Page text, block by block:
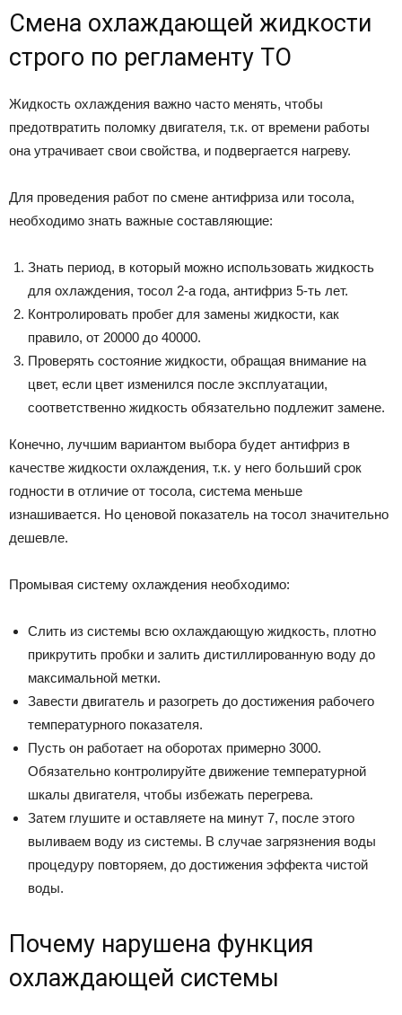
Смена охлаждающей жидкости
строго по регламенту ТО
Жидкость охлаждения важно часто менять, чтобы
предотвратить поломку двигателя, т.к. от времени работы
она утрачивает свои свойства, и подвергается нагреву.
Для проведения работ по смене антифриза или тосола,
необходимо знать важные составляющие:
Знать период, в который можно использовать жидкость
для охлаждения, тосол 2-а года, антифриз 5-ть лет.
Контролировать пробег для замены жидкости, как
правило, от 20000 до 40000.
Проверять состояние жидкости, обращая внимание на
цвет, если цвет изменился после эксплуатации,
соответственно жидкость обязательно подлежит замене.
Конечно, лучшим вариантом выбора будет антифриз в
качестве жидкости охлаждения, т.к. у него больший срок
годности в отличие от тосола, система меньше
изнашивается. Но ценовой показатель на тосол значительно
дешевле.
Промывая систему охлаждения необходимо:
Слить из системы всю охлаждающую жидкость, плотно
прикрутить пробки и залить дистиллированную воду до
максимальной метки.
Завести двигатель и разогреть до достижения рабочего
температурного показателя.
Пусть он работает на оборотах примерно 3000.
Обязательно контролируйте движение температурной
шкалы двигателя, чтобы избежать перегрева.
Затем глушите и оставляете на минут 7, после этого
выливаем воду из системы. В случае загрязнения воды
процедуру повторяем, до достижения эффекта чистой
воды.
Почему нарушена функция
охлаждающей системы